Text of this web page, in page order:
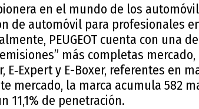
en el mundo de los
de automóvil para profesionales
PEUGEOT cuenta con una
más completas mercado,
E‑Expert y E-Boxer, referentes en
mercado, la marca acumula 582
11,1% de penetración.